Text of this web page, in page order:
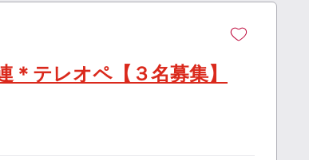
＊テレオペ【３名募集】